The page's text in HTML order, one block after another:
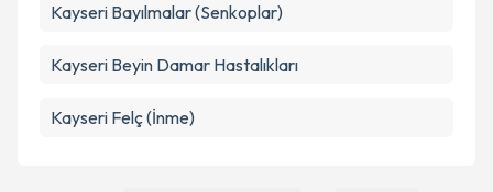
Kayseri Bayılmalar (Senkoplar)
Kayseri Beyin Damar Hastalıkları
Kayseri Felç (İnme)